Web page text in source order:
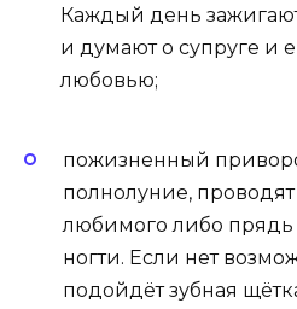
Каждый день
и думают о супруге и
любовью;
пожизненный
полнолуние, проводят
любимого либо прядь
ногти. Если нет
подойдёт зубная